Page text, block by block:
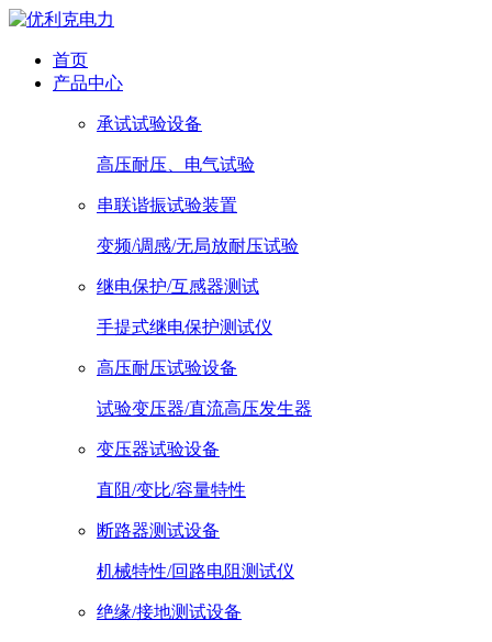
首页
产品中心
承试试验设备
高压耐压、电气试验
串联谐振试验装置
变频/调感/无局放耐压试验
继电保护/互感器测试
手提式继电保护测试仪
高压耐压试验设备
试验变压器/直流高压发生器
变压器试验设备
直阻/变比/容量特性
断路器测试设备
机械特性/回路电阻测试仪
绝缘/接地测试设备